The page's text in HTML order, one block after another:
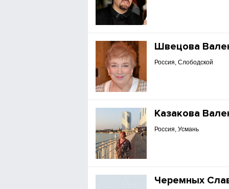
Швецова
Россия, Слободской
Казакова
Россия, Усмань
Черемных